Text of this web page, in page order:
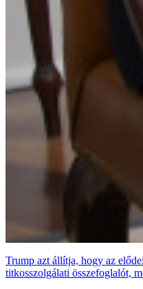
Trump azt állítja, hogy az
titkosszolgálati összefoglalót,